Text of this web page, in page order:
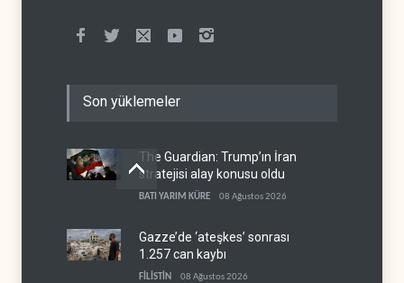
Son yüklemeler
The Guardian: Trump’ın İran
stratejisi alay konusu oldu
BATI YARIM KÜRE 08 Ağustos 2026
Gazze’de ‘ateşkes’ sonrası
1.257 can kaybı
FİLİSTİN 08 Ağustos 2026